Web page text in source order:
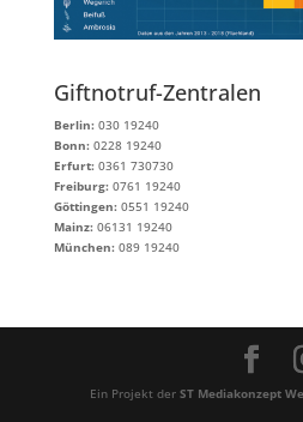
Giftnotruf-Zentralen
Berlin:030 19240
Bonn:0228 19240
Erfurt:0361 730730
Freiburg:0761 19240
Göttingen:0551 19240
Mainz:06131 19240
München:089 19240
Ein Projekt derST Mediakonzept